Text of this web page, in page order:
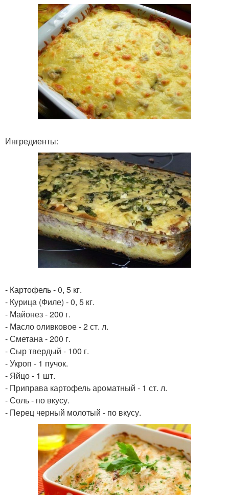
Ингредиенты:
- Картофель - 0, 5 кг.
- Курица (Филе) - 0, 5 кг.
- Майонез - 200 г.
- Масло оливковое - 2 ст. л.
- Сметана - 200 г.
- Сыр твердый - 100 г.
- Укроп - 1 пучок.
- Яйцо - 1 шт.
- Приправа картофель ароматный - 1 ст. л.
- Соль - по вкусу.
- Перец черный молотый - по вкусу.